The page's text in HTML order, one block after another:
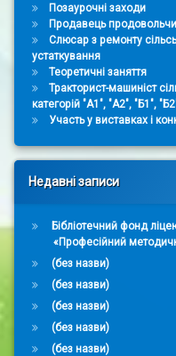
Позаурочні заходи
Продавець
Слюсар з ремонту
устаткування
Теоретичні заняття
Тракторист-машиніст
категорій "А1", "А2", "Б1",
Участь у виставках і
Недавні записи
Бібліотечний фонд
«Професійний
(без назви)
(без назви)
(без назви)
(без назви)
(без назви)